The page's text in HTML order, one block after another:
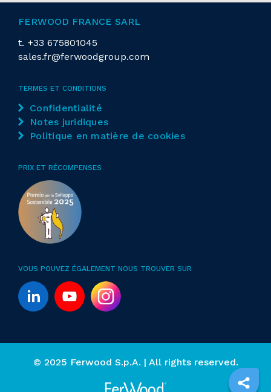
FERWOOD FRANCE SARL
t. +33 675801045
sales.fr@ferwoodgroup.com
TERMES ET CONDITIONS
Confidentialité
Notes juridiques
Politique en matière de cookies
PRIX ET RÉCOMPENSES
VOUS POUVEZ ÉGALEMENT NOUS TROUVER SUR
© 2025 Ferwood S.p.A. | All rights reserved.